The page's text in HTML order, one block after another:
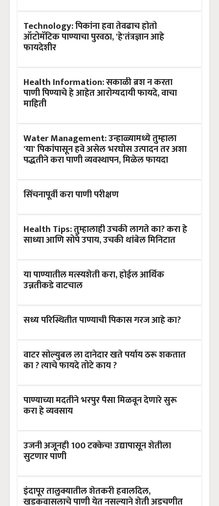
Technology: पिकांना हवा तेवढाच होतो
ऑटोमॅटिक पाण्याचा पुरवठा, 'हे'तंत्रज्ञान आहे
फायदेशीर
Health Information: सकाळी ब्रश न करता
पाणी पिण्याचे हे आहेत आरोग्यदायी फायदे, वाचा
माहिती
Water Management: उन्हाळ्यामध्ये तुम्हाला
'या' पिकांपासून हवे असेल भरघोस उत्पादन तर अशा
पद्धतीने करा पाणी व्यवस्थापन, मिळेल फायदा
सिंचनापूर्वी करा पाणी परीक्षण
Health Tips: तुम्हालाही उचकी लागते का? करा हे
साध्या आणि सोपे उपाय, उचकी थांबेल मिनिटात
या पाण्यातील मत्स्यशेती करा, होईल आर्थिक
उन्नतीकडे वाटचाल
सध्य परिस्थितीत पाण्याची पिकास गरज आहे का?
वाटर सोल्युबल ला दानेदार खते पर्याय ठरू शकतात
का ? त्याचे फायदे तोटे काय ?
पाण्याच्या मदतीने भरपुर पैसा मिळवून देणारे सुरू
करा हे व्यवसाय
उजनी अजूनही 100 टक्केच! उद्यापासून शेतीला
सुटणार पाणी
इंदापूर तालुक्यातील शेतकरी हवालदिल,
खडकवासलाचे पाणी येत नसल्याने शेती अडचणीत